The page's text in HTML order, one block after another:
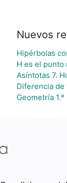
Nuevos
Hipérbolas
H es el punto
Asíntotas 7.
Diferencia de
Geometría 1.º